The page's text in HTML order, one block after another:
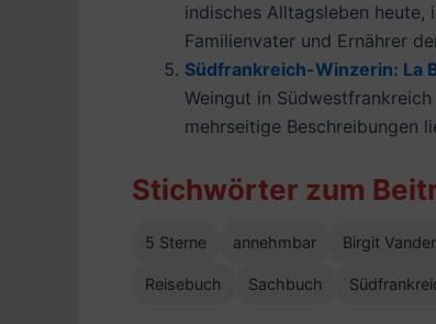
indisches Alltagsleben
Familienvater und Ernährer
Südfrankreich-Winzerin: La
Weingut in
mehrseitige Beschreibungen
Stichwörter zum
5 Sterne annehmbar Birgit
Reisebuch Sachbuch